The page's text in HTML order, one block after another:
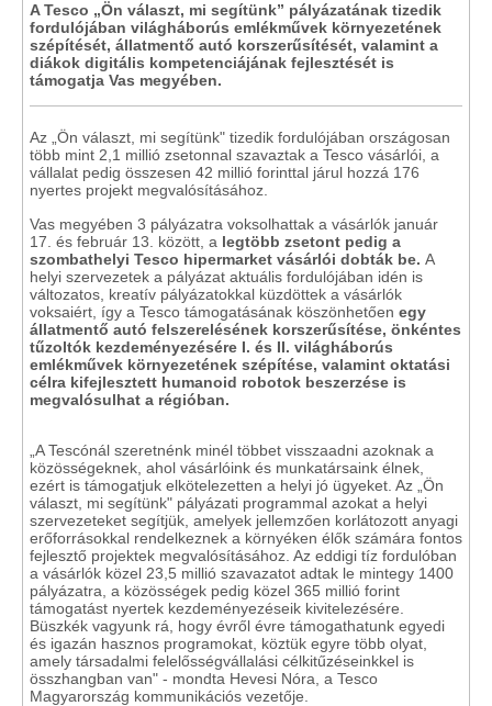
A Tesco „Ön választ, mi segítünk” pályázatának tizedik
fordulójában világháborús emlékművek környezetének
szépítését, állatmentő autó korszerűsítését, valamint a
diákok digitális kompetenciájának fejlesztését is
támogatja Vas megyében.
Az „Ön választ, mi segítünk" tizedik fordulójában országosan
több mint 2,1 millió zsetonnal szavaztak a Tesco vásárlói, a
vállalat pedig összesen 42 millió forinttal járul hozzá 176
nyertes projekt megvalósításához.
Vas megyében 3 pályázatra voksolhattak a vásárlók január
17. és február 13. között, a legtöbb zsetont pedig a
szombathelyi Tesco hipermarket vásárlói dobták be. A
helyi szervezetek a pályázat aktuális fordulójában idén is
változatos, kreatív pályázatokkal küzdöttek a vásárlók
voksaiért, így a Tesco támogatásának köszönhetően egy
állatmentő autó felszerelésének korszerűsítése, önkéntes
tűzoltók kezdeményezésére I. és II. világháborús
emlékművek környezetének szépítése, valamint oktatási
célra kifejlesztett humanoid robotok beszerzése is
megvalósulhat a régióban.
„A Tescónál szeretnénk minél többet visszaadni azoknak a
közösségeknek, ahol vásárlóink és munkatársaink élnek,
ezért is támogatjuk elkötelezetten a helyi jó ügyeket. Az „Ön
választ, mi segítünk" pályázati programmal azokat a helyi
szervezeteket segítjük, amelyek jellemzően korlátozott anyagi
erőforrásokkal rendelkeznek a környéken élők számára fontos
fejlesztő projektek megvalósításához. Az eddigi tíz fordulóban
a vásárlók közel 23,5 millió szavazatot adtak le mintegy 1400
pályázatra, a közösségek pedig közel 365 millió forint
támogatást nyertek kezdeményezéseik kivitelezésére.
Büszkék vagyunk rá, hogy évről évre támogathatunk egyedi
és igazán hasznos programokat, köztük egyre több olyat,
amely társadalmi felelősségvállalási célkitűzéseinkkel is
összhangban van" - mondta Hevesi Nóra, a Tesco
Magyarország kommunikációs vezetője.